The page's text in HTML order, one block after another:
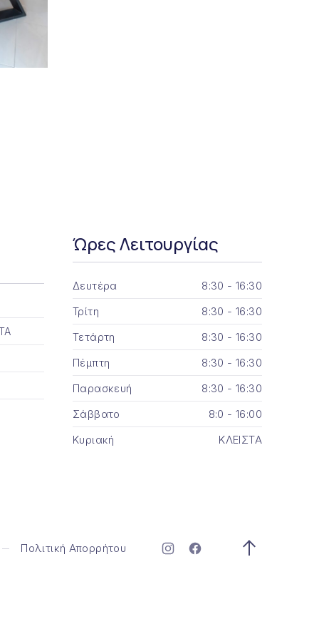
Ώρες Λειτουργίας
Δευτέρα
8:30 - 16:30
Τρίτη
8:30 - 16:30
Τετάρτη
8:30 - 16:30
Πέμπτη
8:30 - 16:30
Παρασκευή
8:30 - 16:30
Σάββατο
8:0 - 16:00
Κυριακή
ΚΛΕΙΣΤΑ
Πολιτική Απορρήτου
Νέο παράθυρο
Νέο παράθυρο